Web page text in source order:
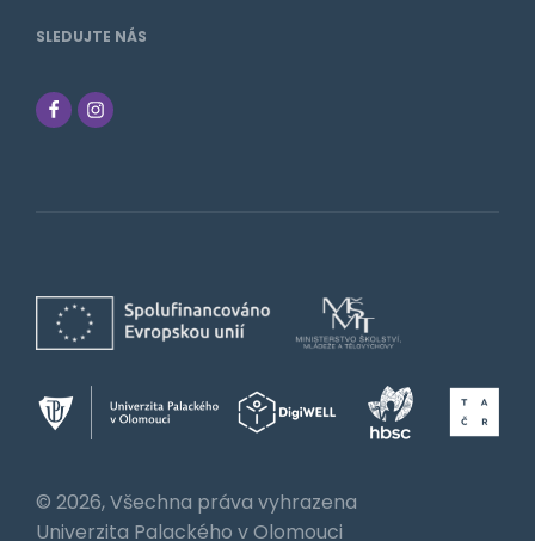
SLEDUJTE NÁS
© 2026, Všechna práva vyhrazena
Univerzita Palackého v Olomouci